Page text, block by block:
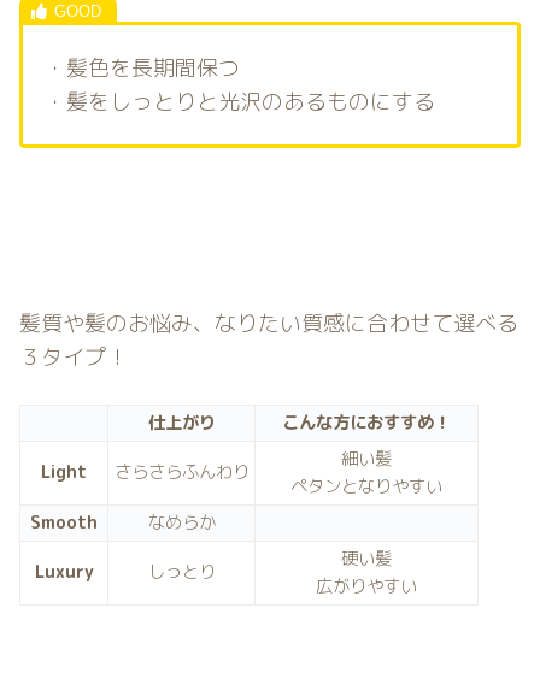
・髪色を長期間保つ
・髪をしっとりと光沢のあるものにする
髪質や髪のお悩み、なりたい質感に合わせて選べる
３タイプ！
仕上がり こんな方におすすめ！
Light さらさらふんわり
細い髪
ペタンとなりやすい
Smooth
なめらか
Luxury しっとり
硬い髪
広がりやすい